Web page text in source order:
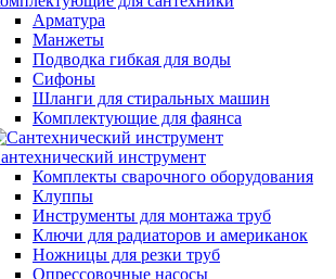
Арматура
Манжеты
Подводка гибкая для воды
Сифоны
Шланги для стиральных машин
Комплектующие для фаянса
инструмент
Комплекты сварочного оборудования
Клуппы
Инструменты для монтажа труб
Ключи для радиаторов и американок
Ножницы для резки труб
Опрессовочные насосы